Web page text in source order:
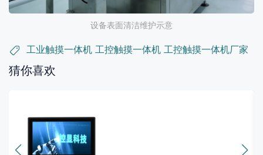
设备表面清洁维护示意
工业触摸一体机 工控触摸一体机 工控触摸一体机厂家
猜你喜欢